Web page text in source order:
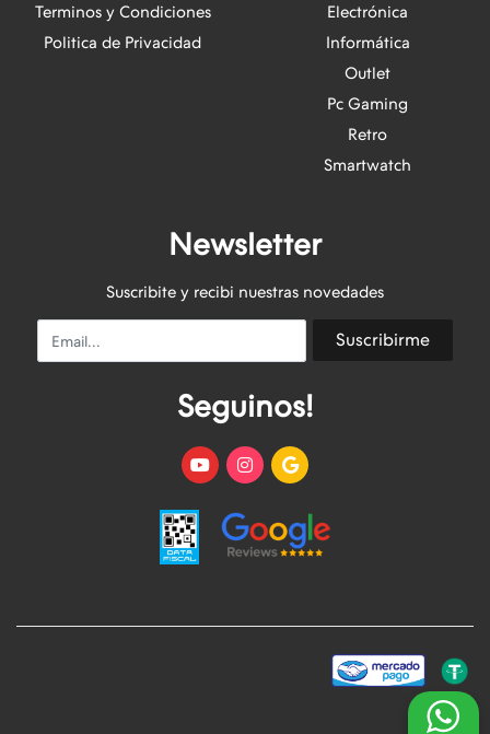
Terminos y Condiciones
Politica de Privacidad
Electrónica
Informática
Outlet
Pc Gaming
Retro
Smartwatch
Newsletter
Suscribite y recibi nuestras novedades
Email Suscribirme
Seguinos!